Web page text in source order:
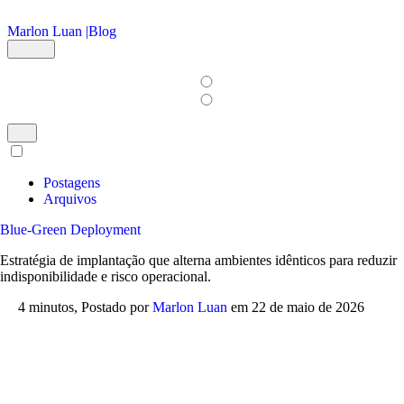
Marlon Luan |Blog
Postagens
Arquivos
Blue-Green Deployment
Estratégia de implantação que alterna ambientes idênticos para reduzir
indisponibilidade e risco operacional.
4 minutos, Postado porMarlon Luan em 22 de maio de 2026